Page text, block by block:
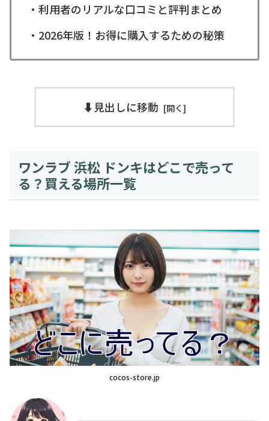
・利用者のリアルな口コミと評判まとめ
・2026年版！お得に購入するための秘策
⬇️見出しに移動
ワンラブ 浜松 ドンキはどこで売って
る？買える場所一覧
cocos-store.jp